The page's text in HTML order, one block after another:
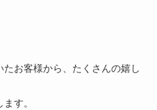
お客様から、たくさんの嬉し
す。